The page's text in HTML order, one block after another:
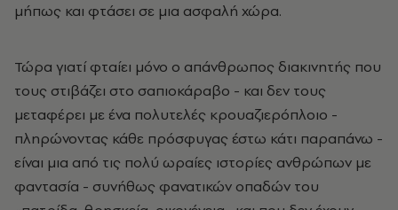
μήπως και φτάσει σε μια ασφαλή χώρα.
Τώρα γιατί φταίει μόνο ο απάνθρωπος διακινητής που
τους στιβάζει στο σαπιοκάραβο - και δεν τους
μεταφέρει με ένα πολυτελές κρουαζιερόπλοιο -
πληρώνοντας κάθε πρόσφυγας έστω κάτι παραπάνω -
είναι μια από τις πολύ ωραίες ιστορίες ανθρώπων με
φαντασία - συνήθως φανατικών οπαδών του